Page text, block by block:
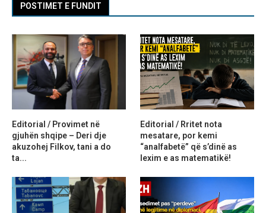
POSTIMET E FUNDIT
Editorial / Provimet në
gjuhën shqipe – Deri dje
akuzohej Filkov, tani a do
ta...
Editorial / Rritet nota
mesatare, por kemi
“analfabetë” që s’dinë as
lexim e as matematikë!